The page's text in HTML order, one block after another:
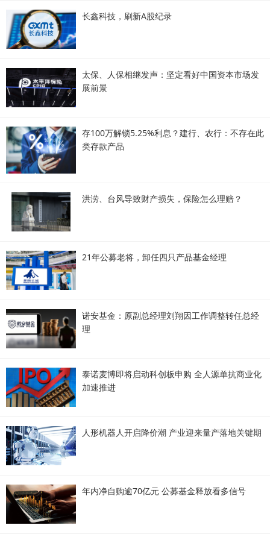
长鑫科技，刷新A股纪录
太保、人保相继发声：坚定看好中国资本市场发
展前景
存100万解锁5.25%利息？建行、农行：不存在此
类存款产品
洪涝、台风导致财产损失，保险怎么理赔？
21年公募老将，卸任四只产品基金经理
诺安基金：原副总经理刘翔因工作调整转任总经
理
泰诺麦博即将启动科创板申购 全人源单抗商业化
加速推进
人形机器人开启降价潮 产业迎来量产落地关键期
年内净自购逾70亿元 公募基金释放看多信号